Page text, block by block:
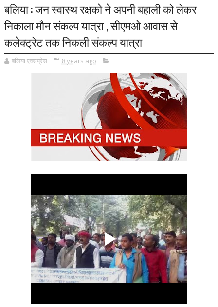
बलिया : जन स्वास्थ रक्षको ने अपनी बहाली को लेकर
निकाला मौन संकल्प यात्रा , सीएमओ आवास से
कलेक्ट्रेट तक निकली संकल्प यात्रा
बलिया एक्सप्रेस 8 years ago